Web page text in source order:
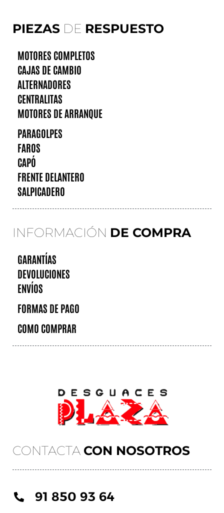
CONTACTA CON NOSOTROS
91 850 93 64
PIEZAS DE RESPUESTO
MOTORES COMPLETOS
CAJAS DE CAMBIO
ALTERNADORES
CENTRALITAS
MOTORES DE ARRANQUE
PARAGOLPES
FAROS
CAPÓ
FRENTE DELANTERO
SALPICADERO
INFORMACIÓN DE COMPRA
GARANTÍAS
DEVOLUCIONES
ENVÍOS
FORMAS DE PAGO
COMO COMPRAR